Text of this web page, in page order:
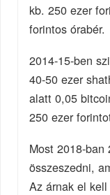
kb. 250 ezer
forintos órabér.
2014-15-ben
40-50 ezer
alatt 0,05
250 ezer
Most 2018-ban
összeszedni,
Az árnak el